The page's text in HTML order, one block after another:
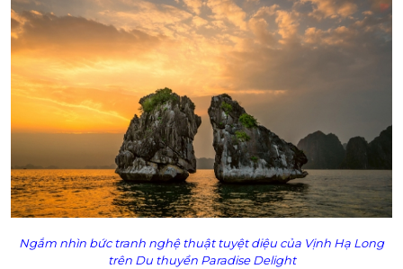
Địa chỉ: Lô 3-4 Cảng khách Quốc tế Tuần
Châu - Hạ Long - Quảng Ninh
E-Voucher/E-Coupon không có giá trị quy đổi
thành tiền mặt, không trả lại tiền thừa
Không áp dụng đồng thời với chương trình
khuyến mại khác
Giá đã bao gồm VAT.
Ngắm nhìn bức tranh nghệ thuật tuyệt diệu của Vịnh Hạ Long
trên Du thuyền Paradise Delight